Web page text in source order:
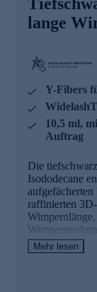
Jetzt
lange
Y-Fibers
10,5 ml,
Auftrag
Die
Isododecane
raffinierten
betont
ein
Mehr lesen